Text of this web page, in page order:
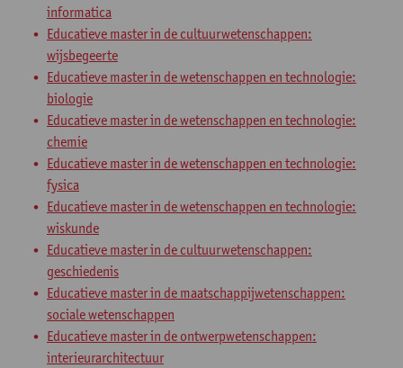
informatica
Educatieve master in de cultuurwetenschappen:
wijsbegeerte
Educatieve master in de wetenschappen en technologie:
biologie
Educatieve master in de wetenschappen en technologie:
chemie
Educatieve master in de wetenschappen en technologie:
fysica
Educatieve master in de wetenschappen en technologie:
wiskunde
Educatieve master in de cultuurwetenschappen:
geschiedenis
Educatieve master in de maatschappijwetenschappen:
sociale wetenschappen
Educatieve master in de ontwerpwetenschappen:
interieurarchitectuur